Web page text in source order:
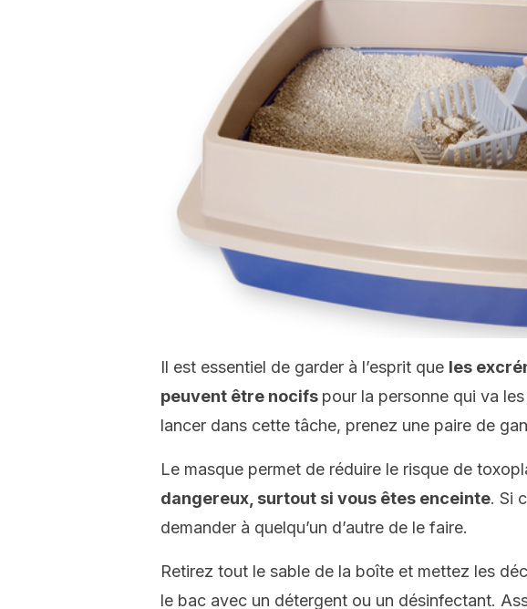
Il est essentiel de garder à l’esprit que les
peuvent être nocifs pour la personne qui va
lancer dans cette tâche, prenez une paire de
Le masque permet de réduire le risque de
dangereux, surtout si vous êtes enceinte. Si
demander à quelqu’un d’autre de le faire.
Retirez tout le sable de la boîte et mettez les
le bac avec un détergent ou un désinfectant.